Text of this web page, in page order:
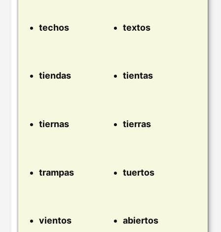
techos textos
tiendas tientas
tiernas tierras
trampas tuertos
vientos abiertos